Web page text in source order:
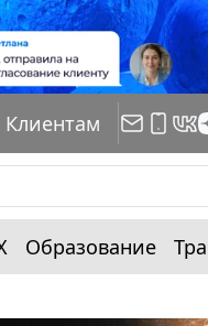
Клиентам
Образование